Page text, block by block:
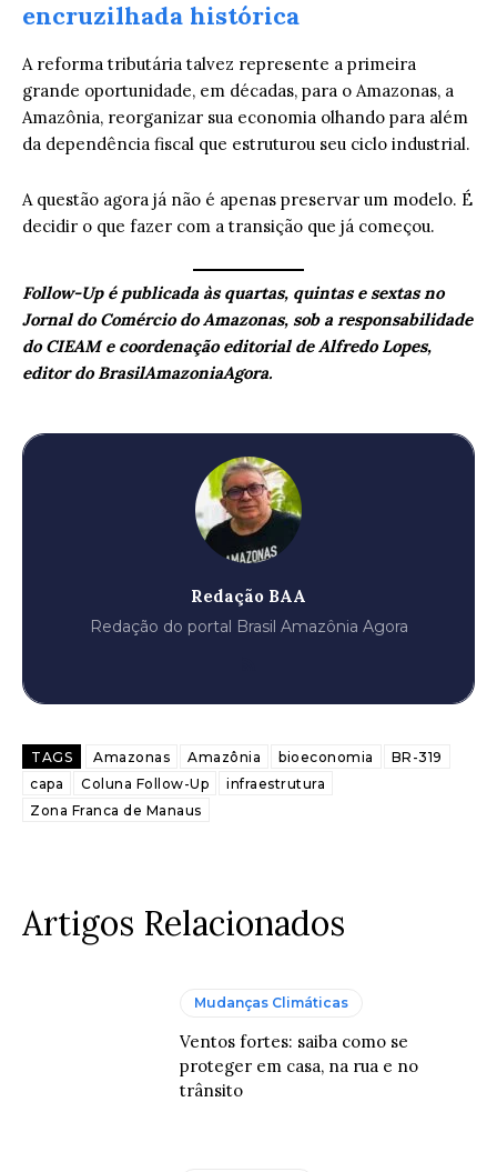
encruzilhada histórica
A reforma tributária talvez represente a primeira
grande oportunidade, em décadas, para o Amazonas, a
Amazônia, reorganizar sua economia olhando para além
da dependência fiscal que estruturou seu ciclo industrial.
A questão agora já não é apenas preservar um modelo. É
decidir o que fazer com a transição que já começou.
Follow-Up é publicada às quartas, quintas e sextas no
Jornal do Comércio do Amazonas, sob a responsabilidade
do CIEAM e coordenação editorial de Alfredo Lopes,
editor do BrasilAmazoniaAgora.
Redação BAA
Redação do portal Brasil Amazônia Agora
TAGS Amazonas Amazônia bioeconomia
BR-319
capa
Coluna Follow-Up
infraestrutura
Zona Franca de Manaus
Artigos Relacionados
Mudanças Climáticas
Ventos fortes: saiba como se
proteger em casa, na rua e no
trânsito